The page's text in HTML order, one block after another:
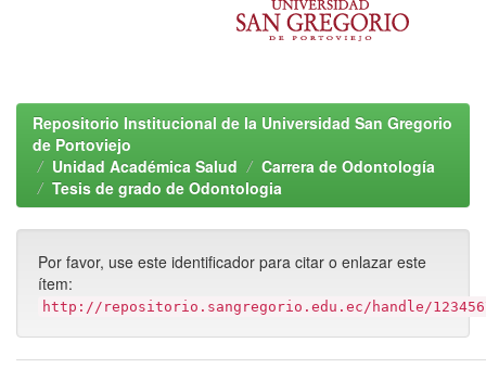
Repositorio Institucional de la Universidad San Gregorio
de Portoviejo
Unidad Académica Salud
Carrera de Odontología
Tesis de grado de Odontologia
Por favor, use este identificador para citar o enlazar este
ítem:
http://repositorio.sangregorio.edu.ec/handle/